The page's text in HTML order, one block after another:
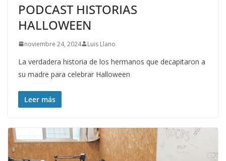
PODCAST HISTORIAS
HALLOWEEN
noviembre 24, 2024 Luis Llano
La verdadera historia de los hermanos que decapitaron a
su madre para celebrar Halloween
Leer más